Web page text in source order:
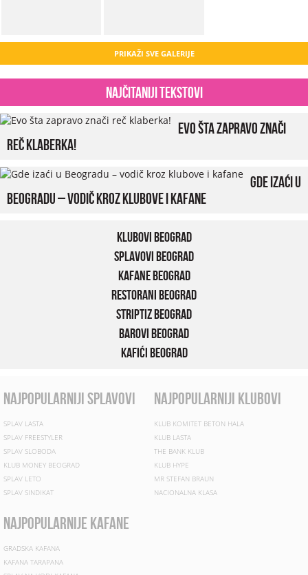
PRIKAŽI SVE GALERIJE
Najčitaniji tekstovi
Evo šta zapravo znači
reč klaberka!
Gde izaći u
Beogradu – vodič kroz klubove i kafane
Klubovi Beograd
Splavovi Beograd
Kafane Beograd
Restorani Beograd
Striptiz Beograd
Barovi Beograd
Kafići Beograd
najpopularniji splavovi
SPLAV LASTA
SPLAV FREESTYLER
SPLAV SLOBODA
KLUB MONEY BEOGRAD
SPLAV LETO
SPLAV SINDIKAT
najpopularniji klubovi
KLUB KOMITET BETON HALA
KLUB LASTA
THE BANK KLUB
KLUB HYPE
MR STEFAN BRAUN
NACIONALNA KLASA
najpopularnije kafane
GRADSKA KAFANA
KAFANA TARAPANA